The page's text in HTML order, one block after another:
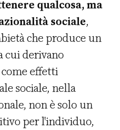
qualcosa, ma
sociale,
che produce un
cui derivano
effetti
sociale, nella
non è solo un
per l'individuo,